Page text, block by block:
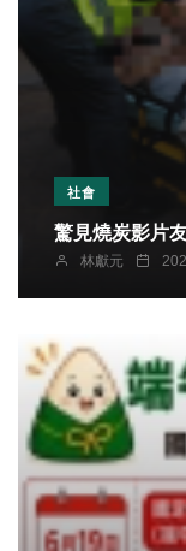
社會
林獻元